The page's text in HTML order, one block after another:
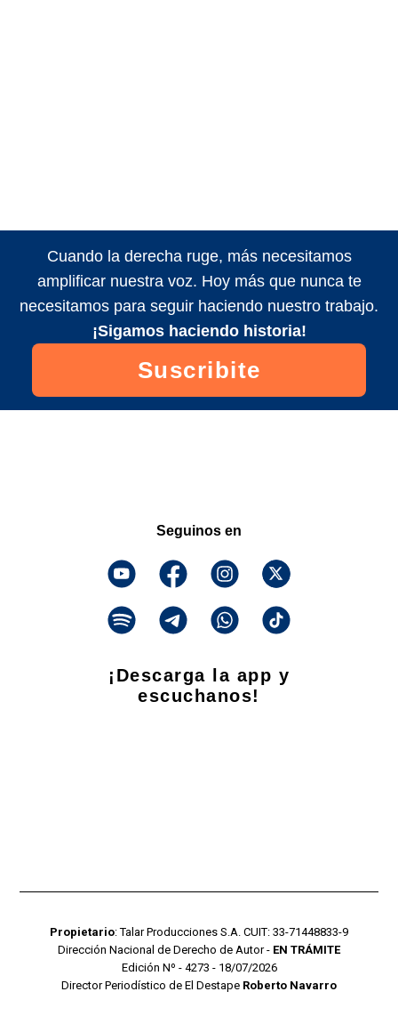
Cuando la derecha ruge, más necesitamos
amplificar nuestra voz. Hoy más que nunca te
necesitamos para seguir haciendo nuestro trabajo.
¡Sigamos haciendo historia!
Suscribite
Seguinos en
¡Descarga la app y
escuchanos!
Propietario: Talar Producciones S.A. CUIT: 33-71448833-9
Dirección Nacional de Derecho de Autor - EN TRÁMITE
Edición Nº - 4273 - 18/07/2026
Director Periodístico de El Destape Roberto Navarro